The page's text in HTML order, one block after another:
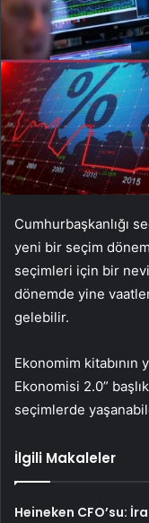
Cumhurbaşkanlığı
yeni bir seçim
seçimleri için bir nevi
dönemde yine
gelebilir.
Ekonomim kitabının
Ekonomisi 2.0”
seçimlerde
İlgili Makaleler
Heineken CFO’su: